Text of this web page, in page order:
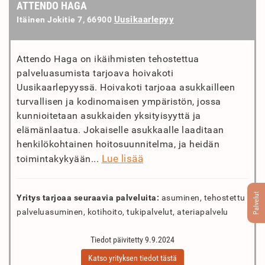
Palvelut
ATTENDO HAGA
Itäinen Jokitie 7, 66900 Uusikaarlepyy
Attendo Haga on ikäihmisten tehostettua
palveluasumista tarjoava hoivakoti
Uusikaarlepyyssä. Hoivakoti tarjoaa asukkailleen
turvallisen ja kodinomaisen ympäristön, jossa
kunnioitetaan asukkaiden yksityisyyttä ja
elämänlaatua. Jokaiselle asukkaalle laaditaan
henkilökohtainen hoitosuunnitelma, ja heidän
toimintakykyään... Lue lisää
Yritys tarjoaa seuraavia palveluita: asuminen, tehostettu
palveluasuminen, kotihoito, tukipalvelut, ateriapalvelu
Tiedot päivitetty 9.9.2024
Katso yrityksen tiedot tästä